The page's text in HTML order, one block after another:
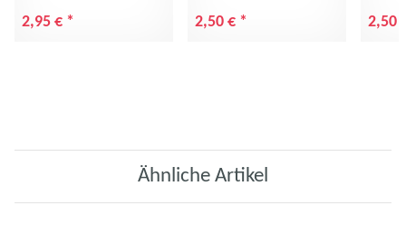
2,95 € * 2,50 € * 2,50
Ähnliche Artikel